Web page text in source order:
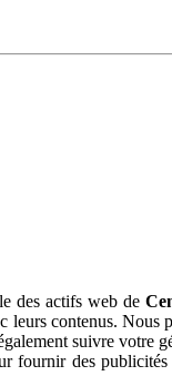
des actifs web de
contenus.
suivre
fournir des